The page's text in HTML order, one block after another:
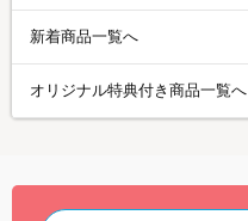
新着商品一覧へ
オリジナル特典付き商品一覧へ